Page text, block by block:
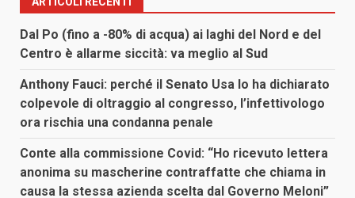
Dal Po (fino a -80% di acqua) ai laghi del Nord e del
Centro è allarme siccità: va meglio al Sud
Anthony Fauci: perché il Senato Usa lo ha dichiarato
colpevole di oltraggio al congresso, l’infettivologo
ora rischia una condanna penale
Conte alla commissione Covid: “Ho ricevuto lettera
anonima su mascherine contraffatte che chiama in
causa la stessa azienda scelta dal Governo Meloni”